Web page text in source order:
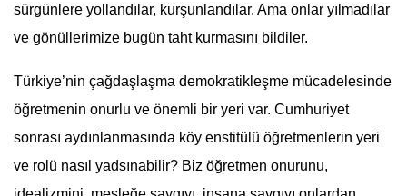
sürgünlere yollandılar, kurşunlandılar. Ama onlar yılmadılar
ve gönüllerimize bugün taht kurmasını bildiler.
Türkiye’nin çağdaşlaşma demokratikleşme mücadelesinde
öğretmenin onurlu ve önemli bir yeri var. Cumhuriyet
sonrası aydınlanmasında köy enstitülü öğretmenlerin yeri
ve rolü nasıl yadsınabilir? Biz öğretmen onurunu,